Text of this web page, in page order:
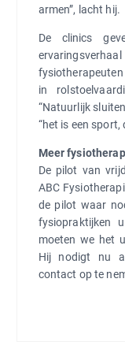
armen”, lacht hij.
De clinics
in
“Natuurlijk
“het is een
Meer
De pilot van
ABC
de pilot waar
fysiopraktijken
moeten we het
Hij nodigt nu
contact op te